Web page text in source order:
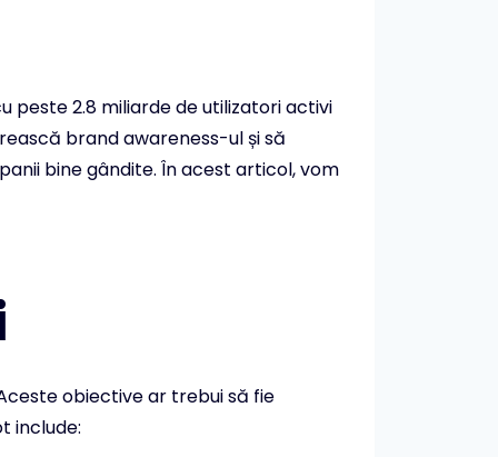
2.8 miliarde de utilizatori activi
brand awareness-ul și să
bine gândite. În acest articol, vom
obiective ar trebui să fie
include: